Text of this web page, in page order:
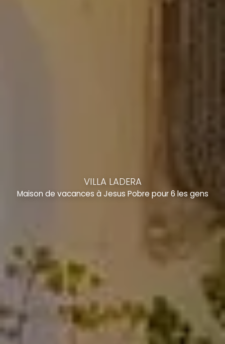
VILLA LADERA
Maison de vacances à Jesus Pobre pour 6 les gens